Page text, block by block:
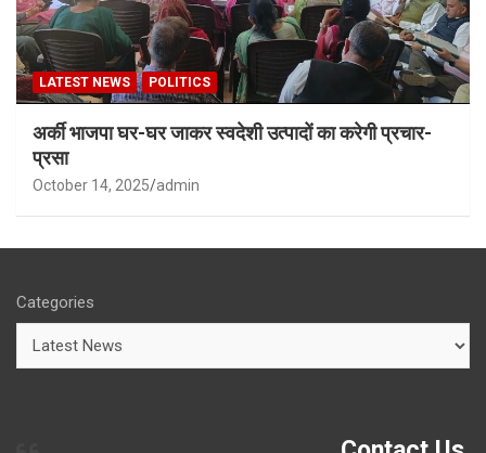
LATEST NEWS POLITICS
अर्की भाजपा घर-घर जाकर स्वदेशी उत्पादों का करेगी प्रचार-
प्रसा
October 14, 2025 admin
Categories